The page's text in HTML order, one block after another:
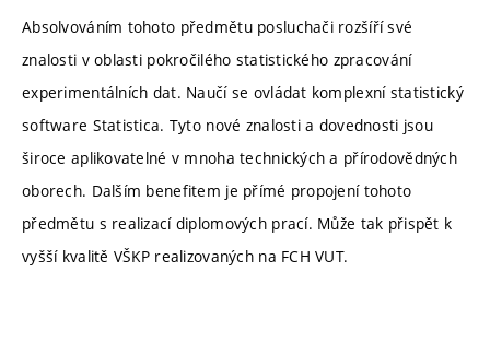
Absolvováním tohoto předmětu posluchači rozšíří své
znalosti v oblasti pokročilého statistického zpracování
experimentálních dat. Naučí se ovládat komplexní statistický
software Statistica. Tyto nové znalosti a dovednosti jsou
široce aplikovatelné v mnoha technických a přírodovědných
oborech. Dalším benefitem je přímé propojení tohoto
předmětu s realizací diplomových prací. Může tak přispět k
vyšší kvalitě VŠKP realizovaných na FCH VUT.